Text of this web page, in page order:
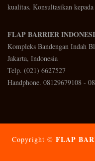
kualitas. Konsultasikan
FLAP BARRIER
Kompleks Bandengan Indah
Jakarta, Indonesia
Telp. (021) 6627527
Handphone. 08129679108 -
Copyright © FLAP